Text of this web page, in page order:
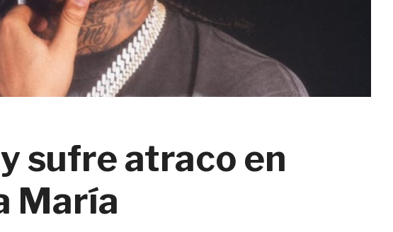
sufre atraco en
María